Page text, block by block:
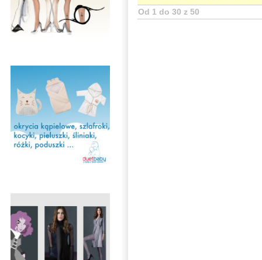
Od 1 do 30 z 50